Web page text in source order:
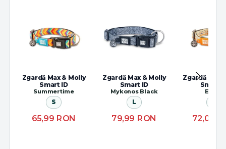
Zgardă Max & Molly
Smart ID
Summertime
S
65,99 RON
Zgardă Max & Molly
Smart ID
Mykonos Black
L
79,99 RON
Zgardă Max
Smart
Ethnic
72,00